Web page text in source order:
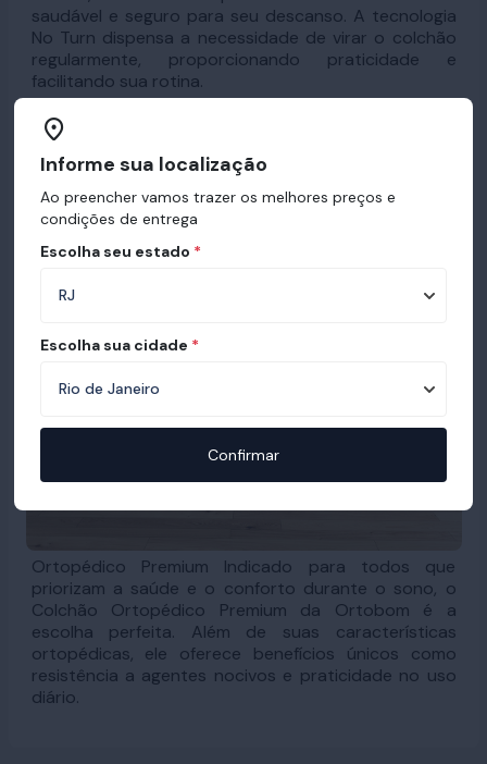
saudável e seguro para seu descanso. A tecnologia
No Turn dispensa a necessidade de virar o colchão
regularmente, proporcionando praticidade e
facilitando sua rotina.
Ortopédico Premium Indicado para todos que
priorizam a saúde e o conforto durante o sono, o
Colchão Ortopédico Premium da Ortobom é a
escolha perfeita. Além de suas características
ortopédicas, ele oferece benefícios únicos como
resistência a agentes nocivos e praticidade no uso
diário.
Informe sua localização
Ao preencher vamos trazer os melhores preços e
condições de entrega
Escolha seu estado *
Escolha sua cidade *
Confirmar